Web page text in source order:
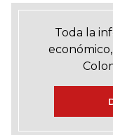
Toda la